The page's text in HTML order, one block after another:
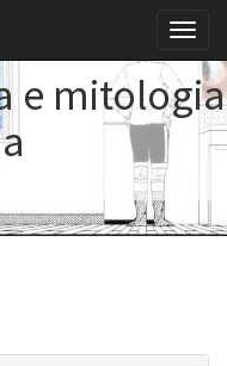
e mitologia